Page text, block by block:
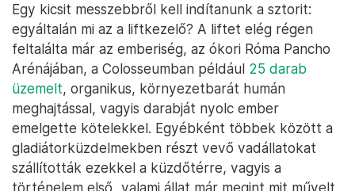
Egy kicsit messzebbről kell indítanunk a sztorit:
egyáltalán mi az a liftkezelő? A liftet elég régen
feltalálta már az emberiség, az ókori Róma Pancho
Arénájában, a Colosseumban például 25 darab
üzemelt, organikus, környezetbarát humán
meghajtással, vagyis darabját nyolc ember
emelgette kötelekkel. Egyébként többek között a
gladiátorküzdelmekben részt vevő vadállatokat
szállították ezekkel a küzdőtérre, vagyis a
történelem első „valami állat már megint mit művelt